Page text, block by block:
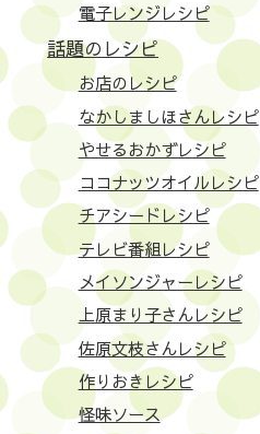
電子レンジレシピ
話題のレシピ
お店のレシピ
なかしましほさんレシピ
やせるおかずレシピ
ココナッツオイルレシピ
チアシードレシピ
テレビ番組レシピ
メイソンジャーレシピ
上原まり子さんレシピ
佐原文枝さんレシピ
作りおきレシピ
怪味ソース